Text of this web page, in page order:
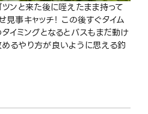
ンと来た後に咥えたまま持って
見事キャッチ！ この後すぐタイム
イミングとなるとバスもまだ動け
るやり方が良いように思える釣